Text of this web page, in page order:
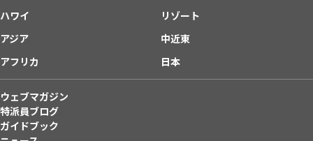
ハワイ
リゾート
アジア
中近東
アフリカ
日本
ウェブマガジン
特派員ブログ
ガイドブック